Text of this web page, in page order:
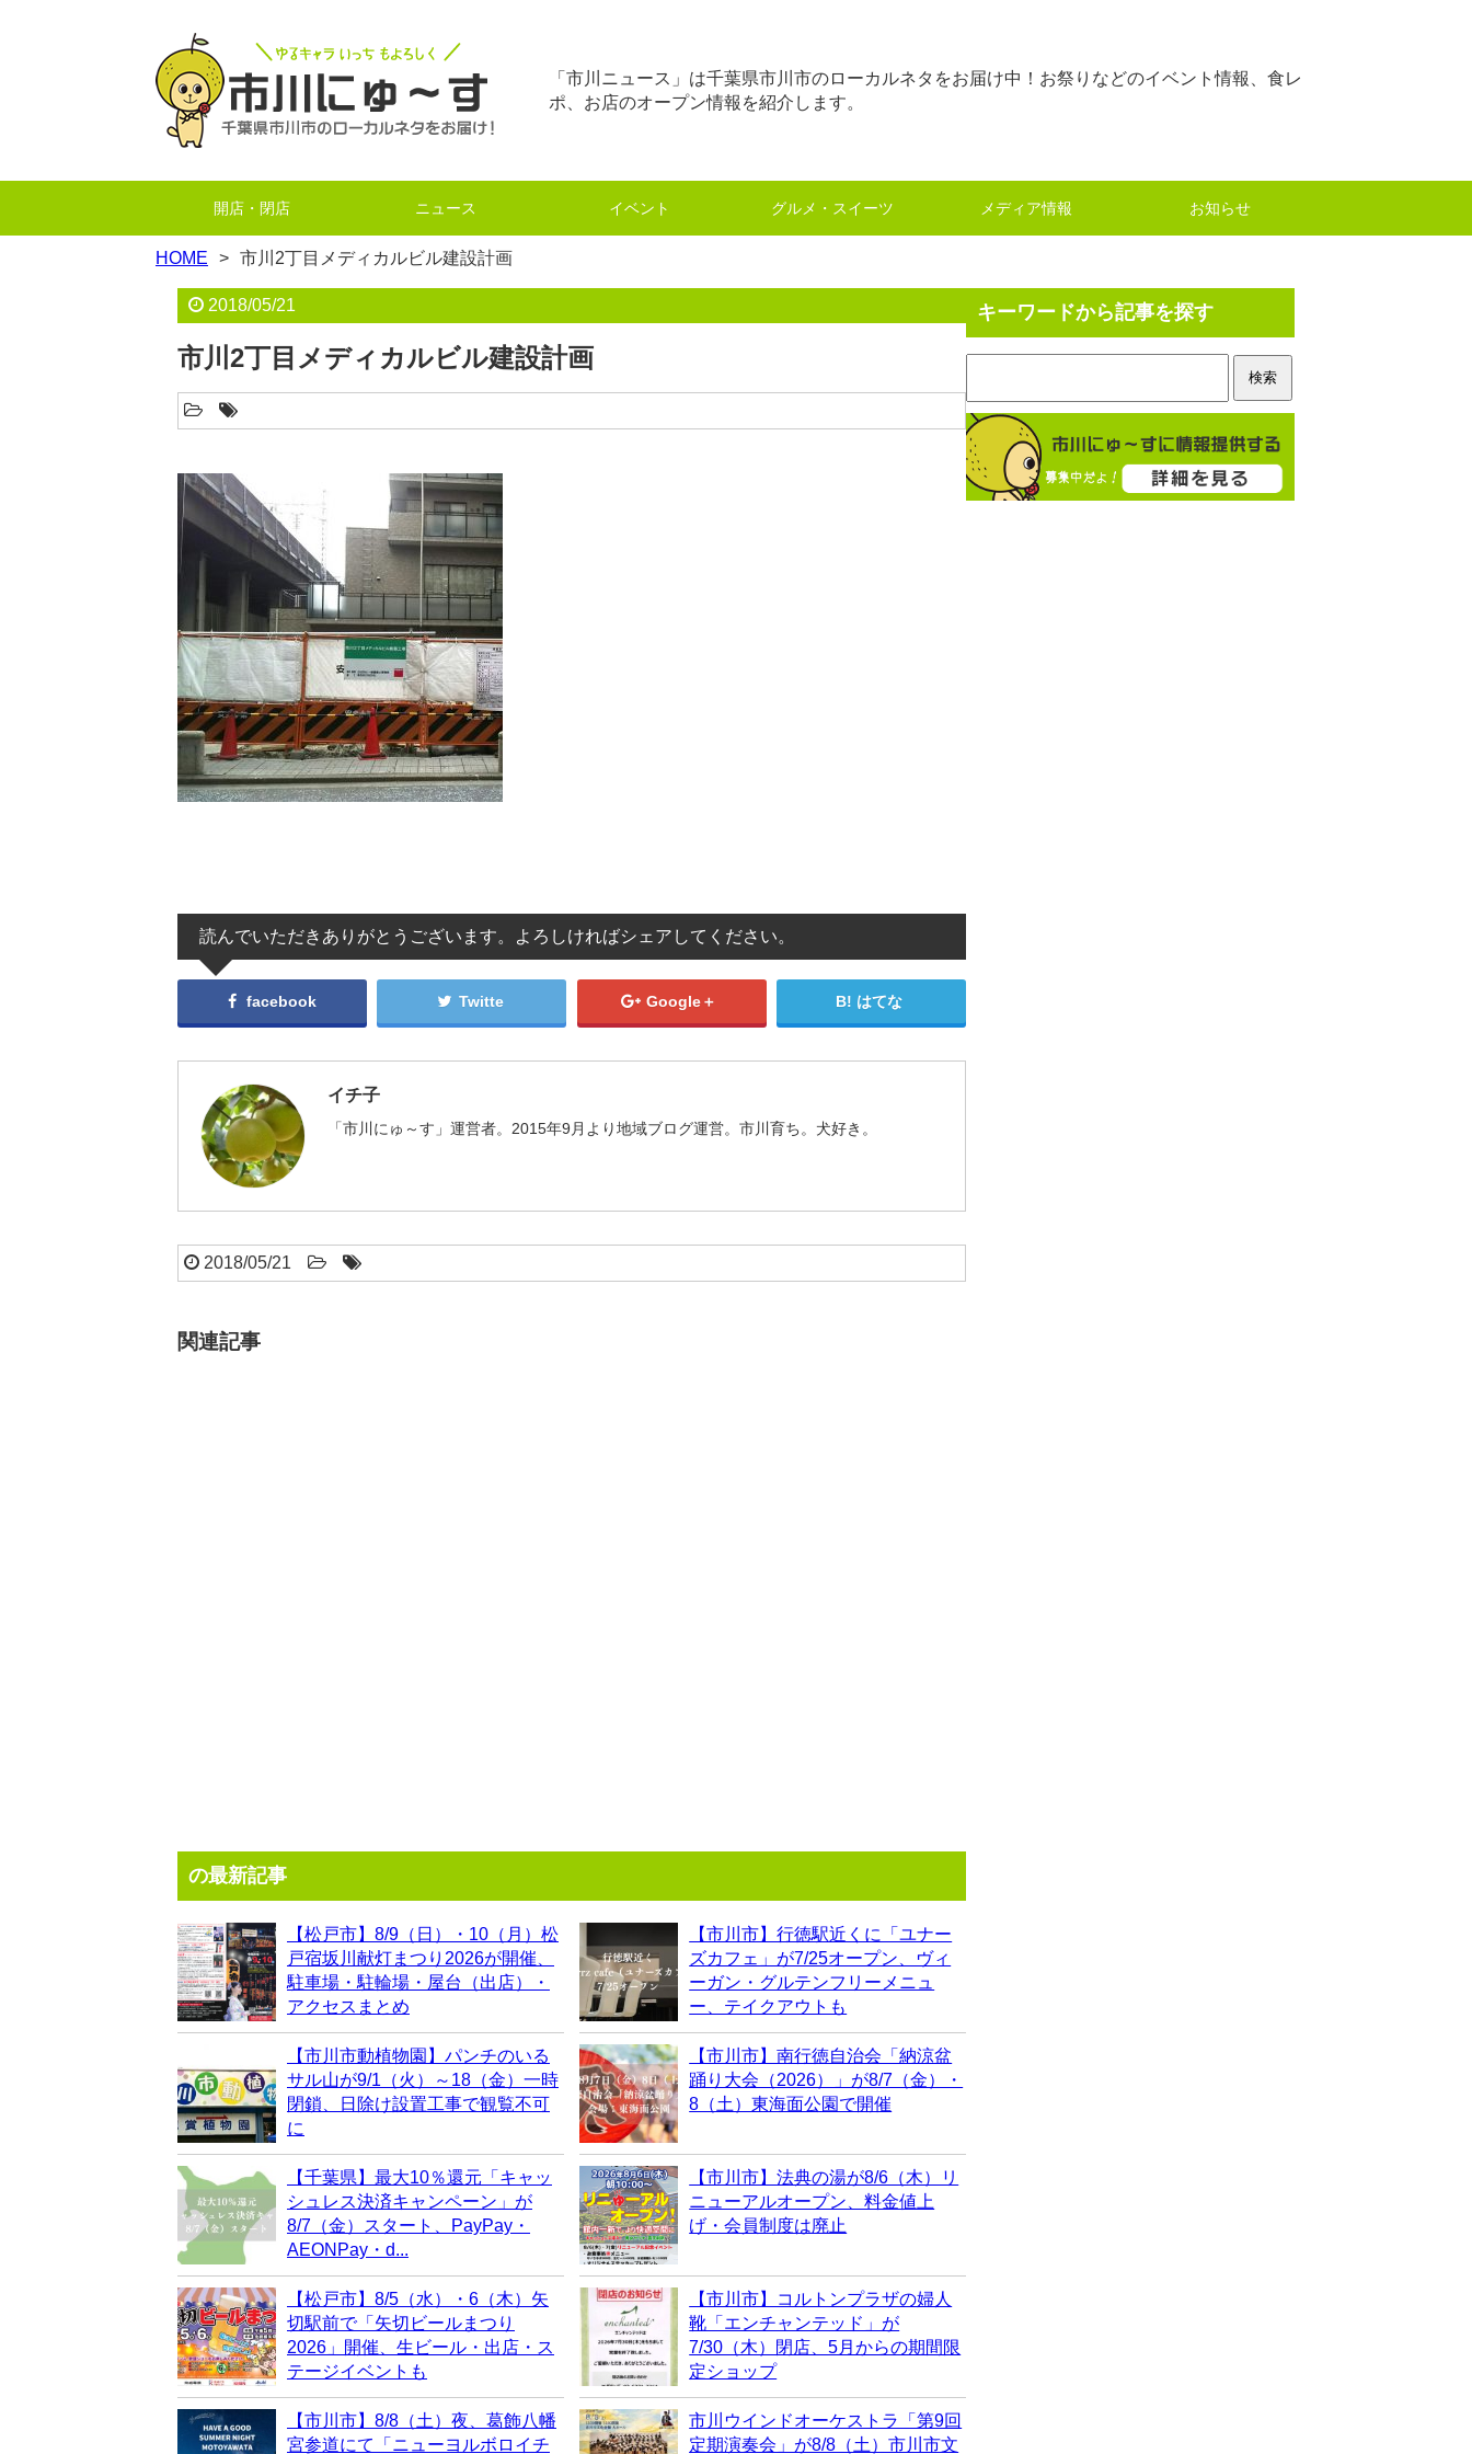
「市川ニュース」は千葉県市川市のローカルネタをお届け中！お祭りなどのイベント情報、食レ
ポ、お店のオープン情報を紹介します。
開店・閉店 ニュース イベント グルメ・スイーツ メディア情報 お知らせ
HOME 市川2丁目メディカルビル建設計画
2018/05/21
市川2丁目メディカルビル建設計画
読んでいただきありがとうございます。よろしければシェアしてください。
facebook Twitte Google＋ はてな
イチ子
「市川にゅ～す」運営者。2015年9月より地域ブログ運営。市川育ち。犬好き。
2018/05/21
関連記事
の最新記事
【松戸市】8/9（日）・10（月）松
戸宿坂川献灯まつり2026が開催、
駐車場・駐輪場・屋台（出店）・
アクセスまとめ
【市川市】行徳駅近くに「ユナー
ズカフェ」が7/25オープン、ヴィ
ーガン・グルテンフリーメニュ
ー、テイクアウトも
【市川市動植物園】パンチのいる
サル山が9/1（火）～18（金）一時
閉鎖、日除け設置工事で観覧不可
に
【市川市】南行徳自治会「納涼盆
踊り大会（2026）」が8/7（金）・
8（土）東海面公園で開催
【千葉県】最大10％還元「キャッ
シュレス決済キャンペーン」が
8/7（金）スタート、PayPay・
AEONPay・d...
【市川市】法典の湯が8/6（木）リ
ニューアルオープン、料金値上
げ・会員制度は廃止
【松戸市】8/5（水）・6（木）矢
切駅前で「矢切ビールまつり
2026」開催、生ビール・出店・ス
テージイベントも
【市川市】コルトンプラザの婦人
靴「エンチャンテッド」が
7/30（木）閉店、5月からの期間限
定ショップ
【市川市】8/8（土）夜、葛飾八幡
宮参道にて「ニューヨルボロイチ
市川ウインドオーケストラ「第9回
定期演奏会」が8/8（土）市川市文
キーワードから記事を探す